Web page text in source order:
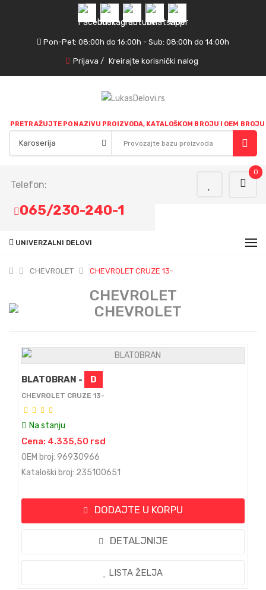
Pon-Pet: 08:00h do 16:00h - Sub: 08:00h do 14:00h
Prijava / Kreirajte korisnički nalog
PRETRAŽUJTE PO NAZIVU PROIZVODA, KATALOŠKOM BROJU I OEM BROJU
0
Telefon:
065/230-240-1
UNIVERZALNI DELOVI
CHEVROLET CHEVROLET CRUZE 13-
CHEVROLET
BLATOBRAN - D
CHEVROLET CRUZE 13-
Na stanju
Cena: 4.335,50 rsd
OEM broj: 96930966
Kataloški broj: 235100651
DODAJTE U KORPU
DETALJNIJE
LISTA ŽELJA